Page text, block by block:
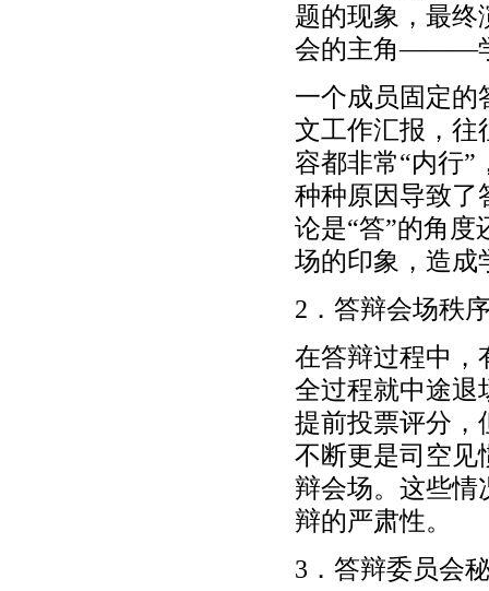
题的现象，最终
会的主角———
一个成员固定的
文工作汇报，往
容都非常“内行
种种原因导致了
论是“答”的角度
场的印象，造成
2．答辩会场秩
在答辩过程中，
全过程就中途退
提前投票评分，
不断更是司空见
辩会场。这些情
辩的严肃性。
3．答辩委员会